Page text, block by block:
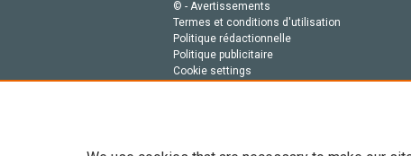
© - Avertissements
Termes et conditions d'utilisation
Politique rédactionnelle
Politique publicitaire
Cookie settings